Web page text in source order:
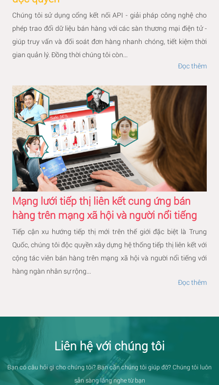
Chúng tôi sử dụng cổng kết nối API - giải pháp công nghệ cho
phép trao đổi dữ liệu bán hàng với các sàn thương mại điện tử -
giúp truy vấn và đối soát đơn hàng nhanh chóng, tiết kiệm thời
gian quản lý. Đồng thời chúng tôi còn...
Đọc thêm
Mạng lưới tiếp thị liên kết cung ứng bán
hàng trên mạng xã hội và người nổi tiếng
Tiếp cận xu hướng tiếp thị mới trên thế giới đặc biệt là Trung
Quốc, chúng tôi độc quyền xây dựng hệ thống tiếp thị liên kết với
cộng tác viên bán hàng trên mạng xã hội và người nổi tiếng với
hàng ngàn nhân sự rộng...
Đọc thêm
Liên hệ với chúng tôi
Bạn có câu hỏi gì cho chúng tôi? Bạn cần chúng tôi giúp đỡ? Chúng tôi luôn
sẵn sàng lắng nghe từ bạn